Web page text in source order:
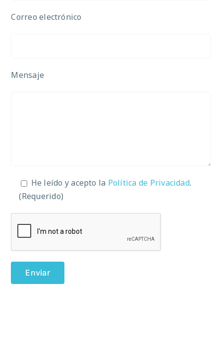
Correo electrónico
Mensaje
He leído y acepto la Política de Privacidad.
(Requerido)